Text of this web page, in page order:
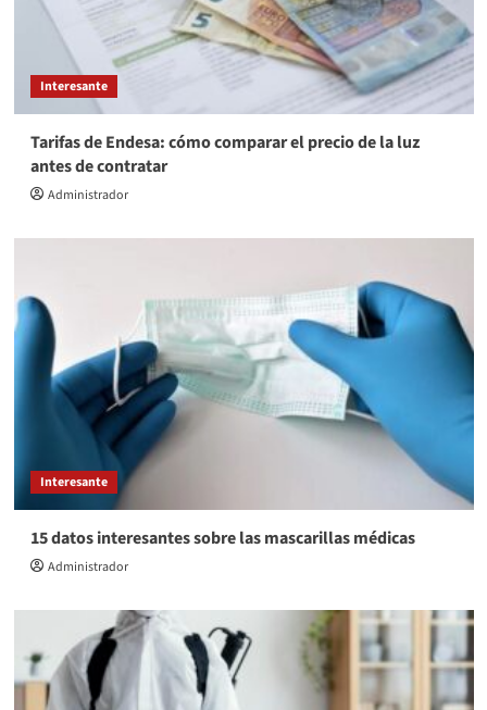
Interesante
Tarifas de Endesa: cómo comparar el precio de la luz
antes de contratar
Administrador
Interesante
15 datos interesantes sobre las mascarillas médicas
Administrador